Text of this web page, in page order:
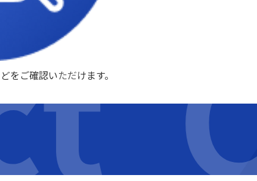
をご確認いただけます。